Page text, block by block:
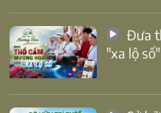
"xa lộ số"